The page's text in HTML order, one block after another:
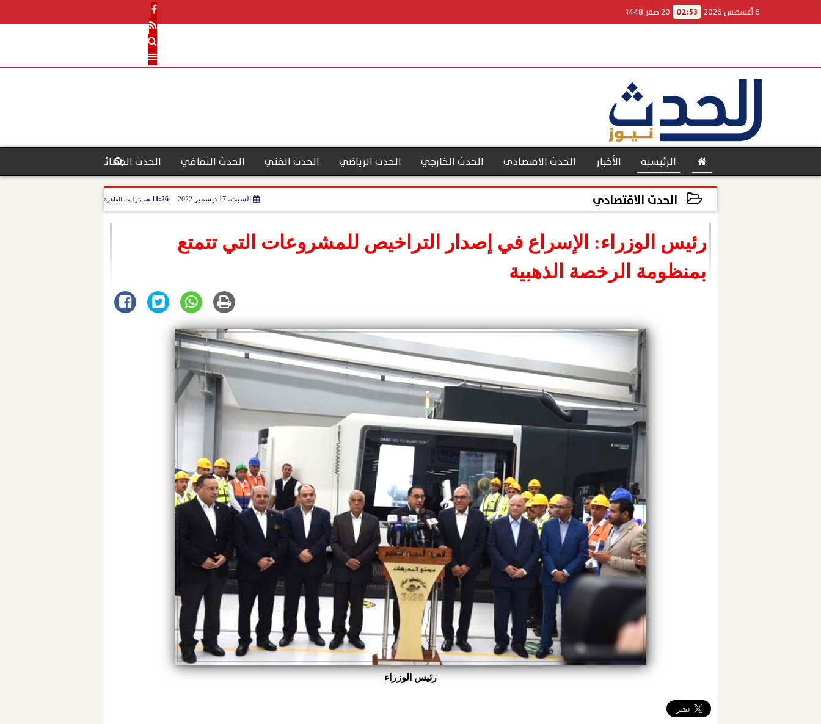
6 أغسطس 2026 02:53 20 صفر 1448
الرئيسية الأخبار الحدث الاقتصادي
بنوك
الحدث الخارجي الحدث الرياضي الحدث الفني الحدث الثقافي الحدث القضائي
الحدث الاقتصادي السبت، 17 ديسمبر 2022 11:26 مـ بتوقيت القاهرة
رئيس الوزراء: الإسراع في إصدار التراخيص للمشروعات التي تتمتع
بمنظومة الرخصة الذهبية
رئيس الوزراء